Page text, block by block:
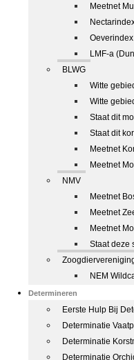
Meetnet
Oeverindex
LMF-a
BLWG
Witte
Witte
Staat dit
Staat dit
Meetnet
Meetnet
NMV
Meetnet
Meetnet
Meetnet
Staat deze
NEM
Determineren
Eerste Hulp Bij
Determinatie
Determinatie
Determinatie